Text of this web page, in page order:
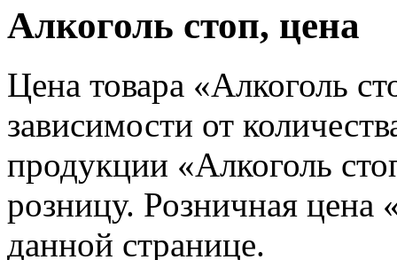
Алкоголь стоп, цена
Цена товара «Алкоголь
зависимости от
продукции «Алкоголь
розницу. Розничная цена
данной странице.